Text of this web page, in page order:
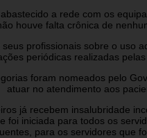
a rede com os
houve falta crônica de
profissionais sobre o uso
periódicas realizadas
foram nomeados pelo
atuar no atendimento aos
já recebem insalubridade
iniciada para todos os
para os servidores que